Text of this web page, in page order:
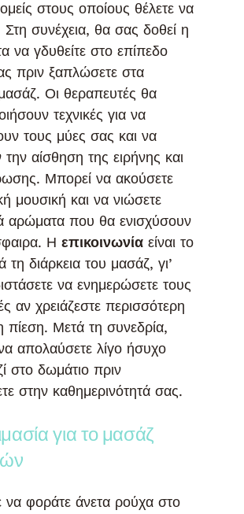
στους οποίους θέλετε να
Στη συνέχεια, θα σας δοθεί η
να γδυθείτε στο επίπεδο
πριν ξαπλώσετε στα
Οι θεραπευτές θα
τεχνικές για να
τους μύες σας και να
αίσθηση της ειρήνης και
Μπορεί να ακούσετε
μουσική και να νιώσετε
αρώματα που θα ενισχύσουν
Η επικοινωνίαείναι το
τη διάρκεια του μασάζ, γι’
να ενημερώσετε τους
αν χρειάζεστε περισσότερη
πίεση. Μετά τη συνεδρία,
απολαύσετε λίγο ήσυχο
στο δωμάτιο πριν
στην καθημερινότητά σας.
για το μασάζ
να φοράτε άνετα ρούχα στο